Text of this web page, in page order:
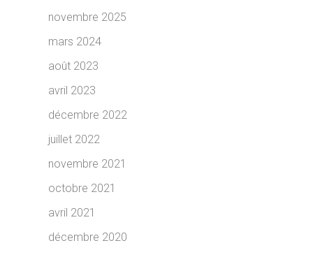
novembre 2025
mars 2024
août 2023
avril 2023
décembre 2022
juillet 2022
novembre 2021
octobre 2021
avril 2021
décembre 2020